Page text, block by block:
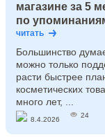
магазине за 5
по
читать
Большинство
можно только
расти быстрее
косметических
много лет, ...
8.4.2026
24